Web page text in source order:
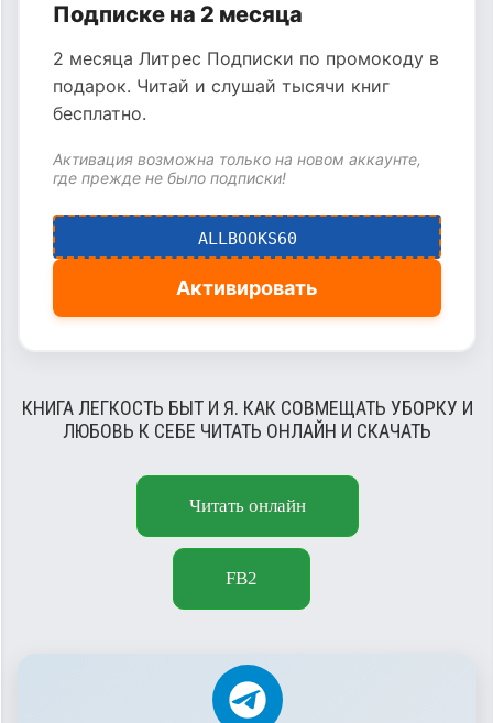
Подписке на 2 месяца
2 месяца Литрес Подписки по промокоду в
подарок. Читай и слушай тысячи книг
бесплатно.
Активация возможна только на новом аккаунте,
где прежде не было подписки!
ALLBOOKS60
Активировать
КНИГА ЛЕГКОСТЬ БЫТ И Я. КАК СОВМЕЩАТЬ УБОРКУ И
ЛЮБОВЬ К СЕБЕ ЧИТАТЬ ОНЛАЙН И СКАЧАТЬ
Читать онлайн
FB2